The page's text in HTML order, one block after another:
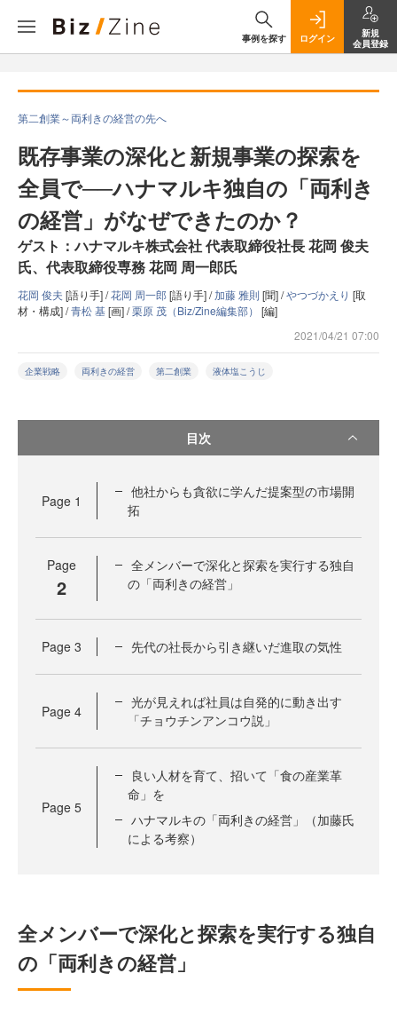
事例を探す ログイン
新規
会員登録
第二創業～両利きの経営の先へ
既存事業の深化と新規事業の探索を
全員で──ハナマルキ独自の「両利き
の経営」がなぜできたのか？
ゲスト：ハナマルキ株式会社 代表取締役社長 花岡 俊夫
氏、代表取締役専務 花岡 周一郎氏
花岡 俊夫 [語り手] /花岡 周一郎[語り手] /加藤 雅則 [聞] /やつづかえり [取
材・構成] /青松 基[画] /栗原 茂（Biz/Zine編集部） [編]
2021/04/21 07:00
企業戦略 両利きの経営 第二創業 液体塩こうじ
目次
Page 1
他社からも貪欲に学んだ提案型の市場開
拓
Page
2
全メンバーで深化と探索を実行する独自
の「両利きの経営」
Page 3 先代の社長から引き継いだ進取の気性
Page 4
光が見えれば社員は自発的に動き出す
「チョウチンアンコウ説」
Page 5
良い人材を育て、招いて「食の産業革
命」を
ハナマルキの「両利きの経営」（加藤氏
による考察）
全メンバーで深化と探索を実行する独自
の「両利きの経営」